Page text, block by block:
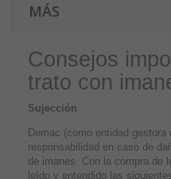
MÁS
Consejos
trato con
Sujección
Demac (como entidad
responsabilidad en caso de
de imanes. Con la compra de
leído y entendido las